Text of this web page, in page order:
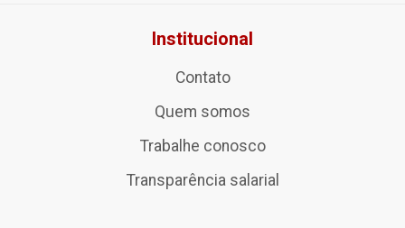
Institucional
Contato
Quem somos
Trabalhe conosco
Transparência salarial